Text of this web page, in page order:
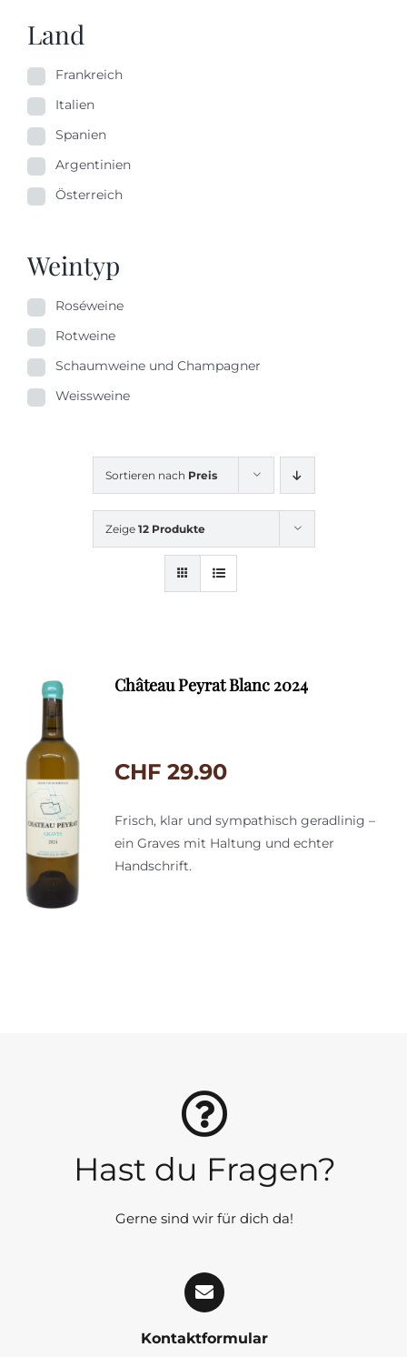
Sortieren nach Preis
Zeige 12 Produkte
Château Peyrat Blanc 2024
CHF 29.90
Frisch, klar und sympathisch geradlinig –
ein Graves mit Haltung und echter
Handschrift.
Land
Frankreich
Italien
Spanien
Argentinien
Österreich
Weintyp
Roséweine
Rotweine
Schaumweine und Champagner
Weissweine
Hast du Fragen?
Gerne sind wir für dich da!
Kontaktformular